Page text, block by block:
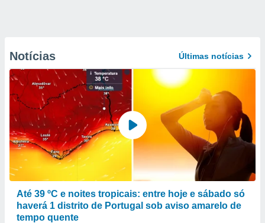
Notícias Últimas notícias
Até 39 ºC e noites tropicais: entre hoje e sábado só
haverá 1 distrito de Portugal sob aviso amarelo de
tempo quente